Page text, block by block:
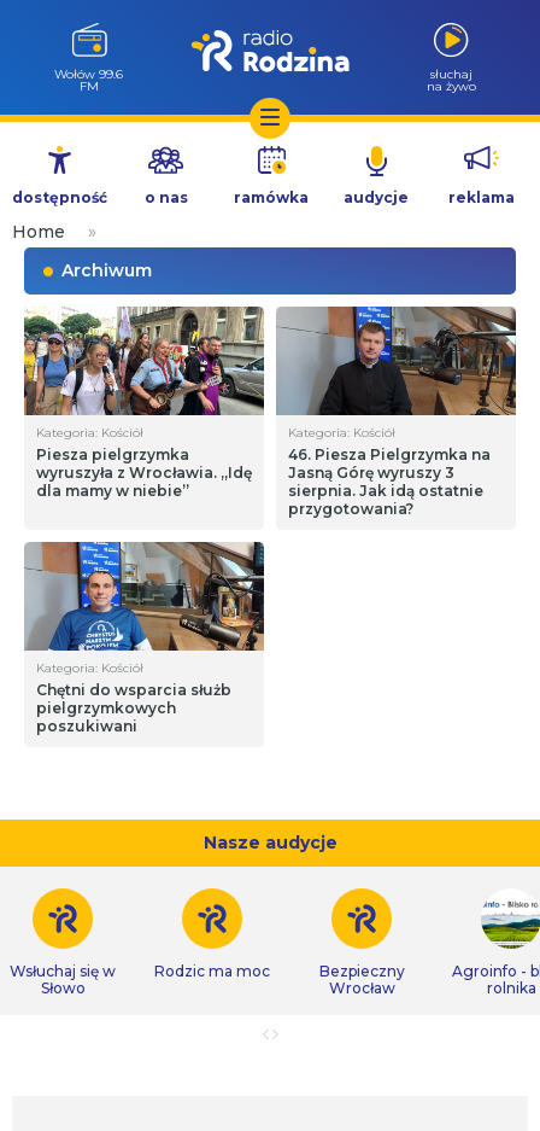
Przejdź
treści
Wołów 99.6
FM
słuchaj
na żywo
dostępność o nas ramówka audycje reklama
Home
»
Archiwum
Kategoria: Kościół
Piesza pielgrzymka
wyruszyła z Wrocławia. „Idę
dla mamy w niebie”
Kategoria: Kościół
46. Piesza Pielgrzymka na
Jasną Górę wyruszy 3
sierpnia. Jak idą ostatnie
przygotowania?
Kategoria: Kościół
Chętni do wsparcia służb
pielgrzymkowych
poszukiwani
Nasze audycje
Wsłuchaj się w
Słowo
Rodzic ma moc
Bezpieczny
Wrocław
Agroinfo -
rolnika